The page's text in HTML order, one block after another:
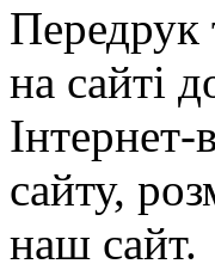
Передрук
на сайті
сайту,
наш сайт.